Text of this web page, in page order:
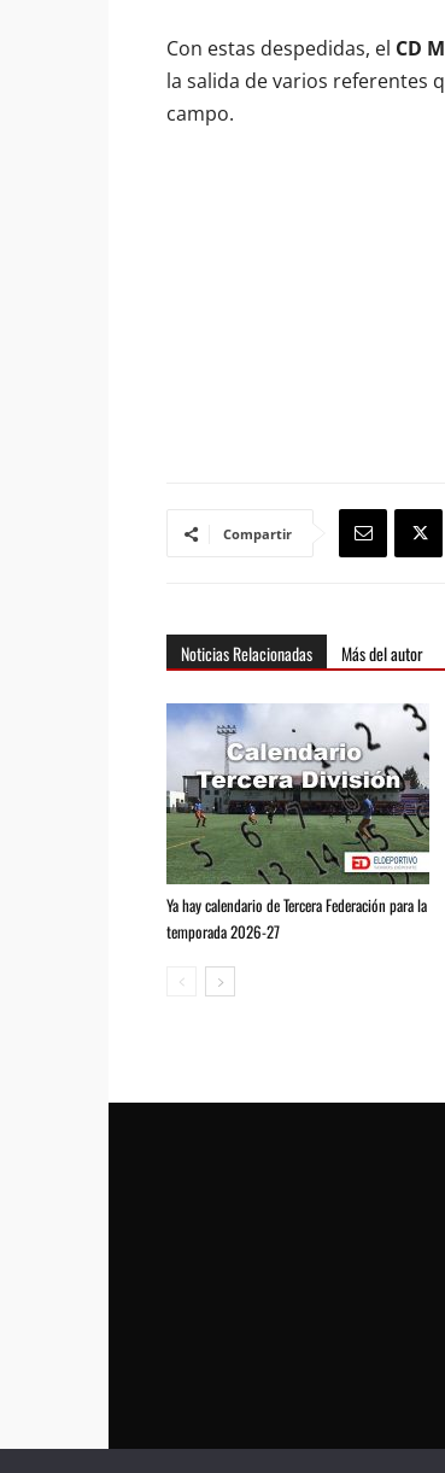
Con estas despedidas, el CD
la salida de varios referentes
campo.
Compartir
Noticias Relacionadas Más del autor
Ya hay calendario de Tercera Federación para la
temporada 2026-27